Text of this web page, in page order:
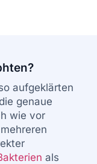
aufgeklärten
genaue
wie vor
als